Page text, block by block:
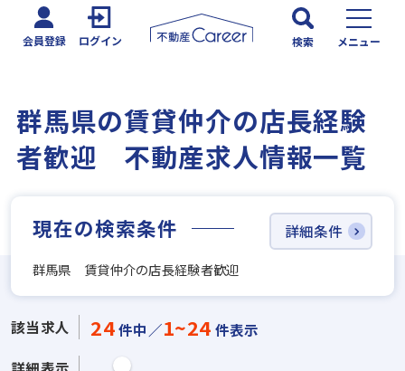
会員登録 ログイン 検索 メニュー
群馬県の賃貸仲介の店長経験
者歓迎 不動産求人情報一覧
現在の検索条件
群馬県 賃貸仲介の店長経験者歓迎
詳細条件
該当求人 24件中／1~24 件表示